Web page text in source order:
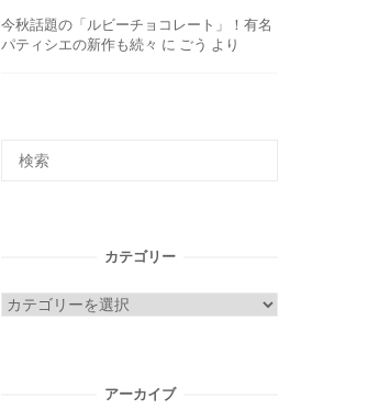
今秋話題の「ルビーチョコレート」！有名
パティシエの新作も続々 に ごう より
カテゴリー
カ
アーカイブ